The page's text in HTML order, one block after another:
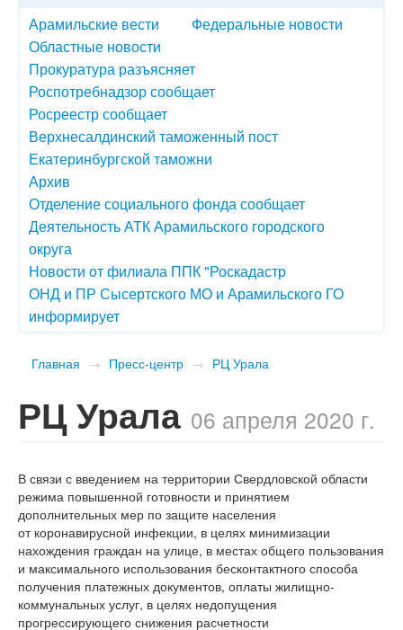
Арамильские вести
Федеральные новости
Областные новости
Прокуратура разъясняет
Роспотребнадзор сообщает
Росреестр сообщает
Верхнесалдинский таможенный пост
Екатеринбургской таможни
Архив
Отделение социального фонда сообщает
Деятельность АТК Арамильского городского
округа
Новости от филиала ППК "Роскадастр
ОНД и ПР Сысертского МО и Арамильского ГО
информирует
Главная → Пресс-центр → РЦ Урала
РЦ Урала 06 апреля 2020 г.
В связи с введением на территории Свердловской области
режима повышенной готовности и принятием
дополнительных мер по защите населения
от коронавирусной инфекции, в целях минимизации
нахождения граждан на улице, в местах общего пользования
и максимального использования бесконтактного способа
получения платежных документов, оплаты жилищно-
коммунальных услуг, в целях недопущения
прогрессирующего снижения расчетности